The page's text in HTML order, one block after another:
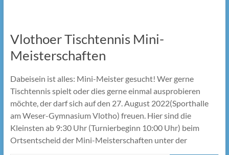
Vlothoer Tischtennis Mini-
Meisterschaften
Dabeisein ist alles: Mini-Meister gesucht! Wer gerne
Tischtennis spielt oder dies gerne einmal ausprobieren
möchte, der darf sich auf den 27. August 2022(Sporthalle
am Weser-Gymnasium Vlotho) freuen. Hier sind die
Kleinsten ab 9:30 Uhr (Turnierbeginn 10:00 Uhr) beim
Ortsentscheid der Mini-Meisterschaften unter der